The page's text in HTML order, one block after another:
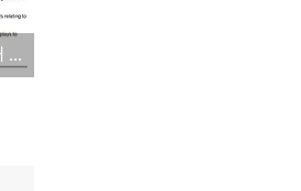
삼성-샤프, LCD 관련특허 상호사용 합의 [샤프전자 발표문 전문]